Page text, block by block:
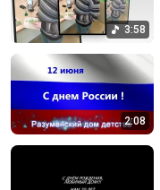
3:58
2:08